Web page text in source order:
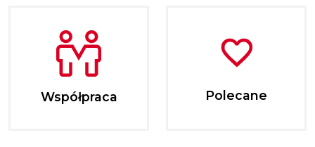
Współpraca Polecane